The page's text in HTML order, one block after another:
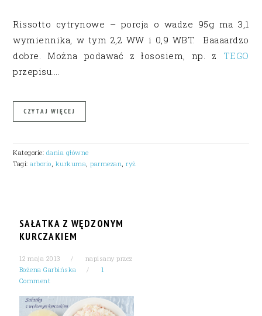
Rissotto cytrynowe – porcja o wadze 95g ma 3,1
wymiennika, w tym 2,2 WW i 0,9 WBT. Baaaardzo
dobre. Można podawać z łososiem, np. z TEGO
przepisu….
CZYTAJ WIĘCEJ
Kategorie: dania główne
Tagi:arborio, kurkuma,parmezan,ryż
SAŁATKA Z WĘDZONYM
KURCZAKIEM
12 maja 2013
napisany przez
Bożena Garbińska
1
Comment